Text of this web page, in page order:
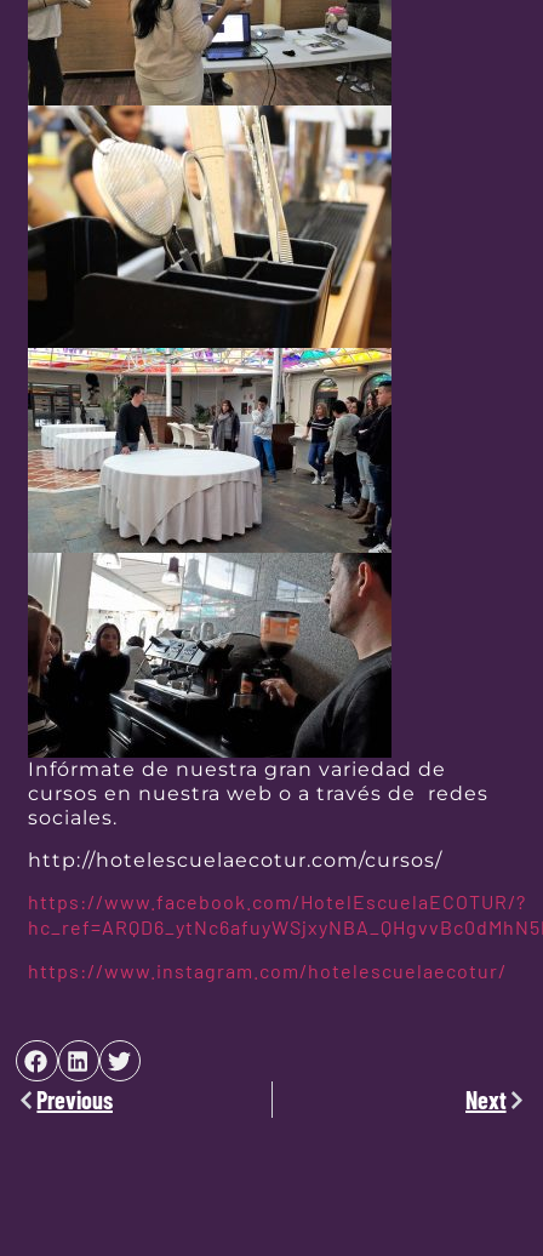
Infórmate de nuestra gran variedad de
cursos en nuestra web o a través de redes
sociales.
http://hotelescuelaecotur.com/cursos/
https://www.facebook.com/HotelEscuelaECOTUR/?
https://www.instagram.com/hotelescuelaecotur/
Previous Next